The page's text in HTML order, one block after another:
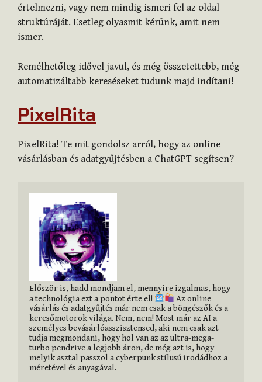
értelmezni, vagy nem mindig ismeri fel az oldal
struktúráját. Esetleg olyasmit kérünk, amit nem
ismer.
Remélhetőleg idővel javul, és még összetettebb, még
automatizáltabb kereséseket tudunk majd indítani!
PixelRita
PixelRita! Te mit gondolsz arról, hogy az online
vásárlásban és adatgyűjtésben a ChatGPT segítsen?
Először is, hadd mondjam el, mennyire izgalmas, hogy
a technológia ezt a pontot érte el!
Az online
vásárlás és adatgyűjtés már nem csak a böngészők és a
keresőmotorok világa. Nem, nem! Most már az AI a
személyes bevásárlóasszisztensed, aki nem csak azt
tudja megmondani, hogy hol van az az ultra-mega-
turbo pendrive a legjobb áron, de még azt is, hogy
melyik asztal passzol a cyberpunk stílusú irodádhoz a
méretével és anyagával.